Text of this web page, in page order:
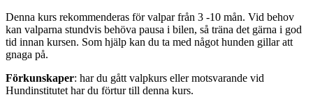
Denna kurs rekommenderas för valpar från 3 -10 mån. Vid behov
kan valparna stundvis behöva pausa i bilen, så träna det gärna i god
tid innan kursen. Som hjälp kan du ta med något hunden gillar att
gnaga på.
Förkunskaper: har du gått valpkurs eller motsvarande vid
Hundinstitutet har du förtur till denna kurs.